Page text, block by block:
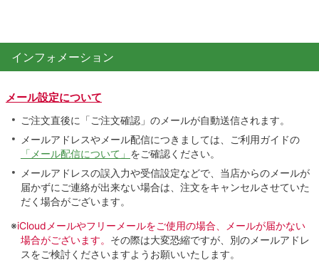
インフォメーション
メール設定について
ご注文直後に「ご注文確認」のメールが自動送信されます。
メールアドレスやメール配信につきましては、ご利用ガイドの
「メール配信について」 をご確認ください。
メールアドレスの誤入力や受信設定などで、当店からのメールが
届かずにご連絡が出来ない場合は、注文をキャンセルさせていた
だく場合がございます。
※iCloudメールやフリーメールをご使用の場合、メールが届かない
場合がございます。 その際は大変恐縮ですが、別のメールアドレ
スをご検討くださいますようお願いいたします。